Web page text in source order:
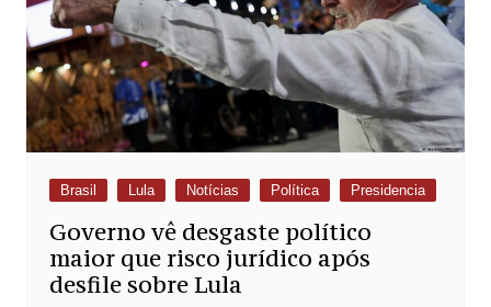
Brasil Lula Notícias Política Presidencia
Governo vê desgaste político
maior que risco jurídico após
desfile sobre Lula